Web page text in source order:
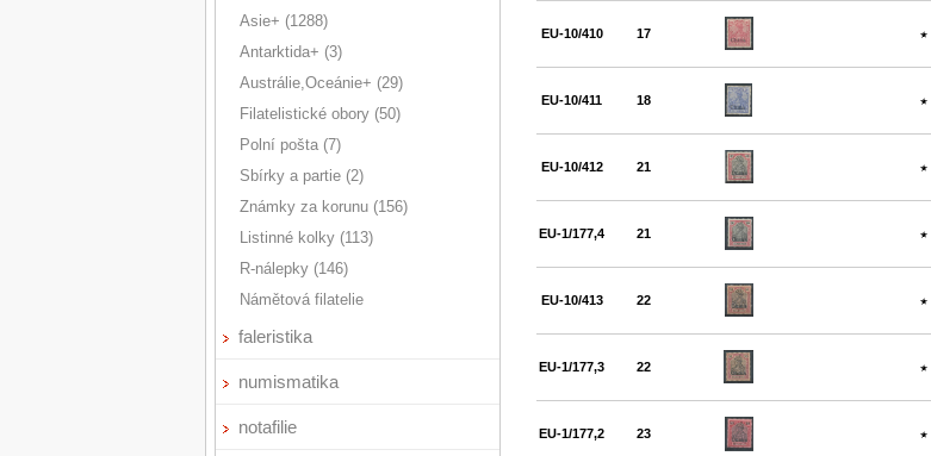
Asie+ (1288)
Antarktida+ (3)
Austrálie,Oceánie+ (29)
Filatelistické obory (50)
Polní pošta (7)
Sbírky a partie (2)
Známky za korunu (156)
Listinné kolky (113)
R-nálepky (146)
Námětová filatelie
faleristika
numismatika
notafilie
EU-10/410 17
EU-10/411 18
EU-10/412 21
EU-1/177,4 21
EU-10/413 22
EU-1/177,3 22
EU-1/177,2 23